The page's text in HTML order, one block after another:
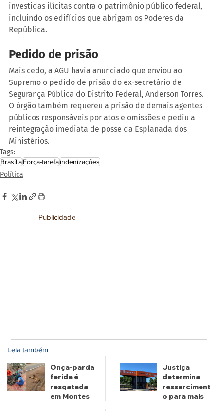
investidas ilícitas contra o patrimônio público federal,
incluindo os edifícios que abrigam os Poderes da
República.
Pedido de prisão
Mais cedo, a AGU havia anunciado que enviou ao
Supremo o pedido de prisão do ex-secretário de
Segurança Pública do Distrito Federal, Anderson Torres.
O órgão também requereu a prisão de demais agentes
públicos responsáveis por atos e omissões e pediu a
reintegração imediata de posse da Esplanada dos
Ministérios.
Tags:
BrasíliaForça-tarefaindenizações
Política
Publicidade
Leia também
Onça-parda
ferida é
resgatada
em Montes
Justiça
determina
ressarciment
o para mais